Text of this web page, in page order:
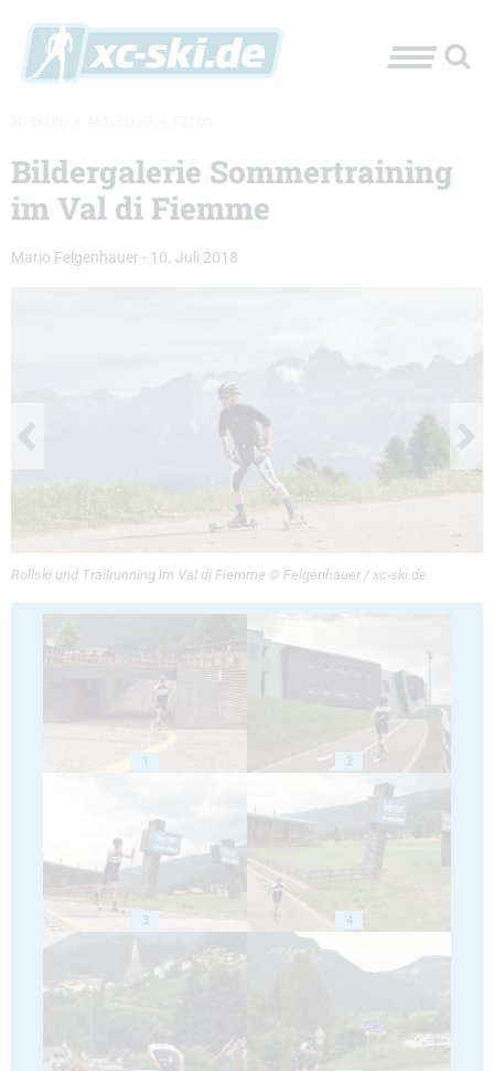
Bildergalerie Sommertraining
im Val di Fiemme
Mario Felgenhauer - 10. Juli 2018
Rollski und Trailrunning im Val di Fiemme © Felgenhauer / xc-ski.de
1 2
3 4